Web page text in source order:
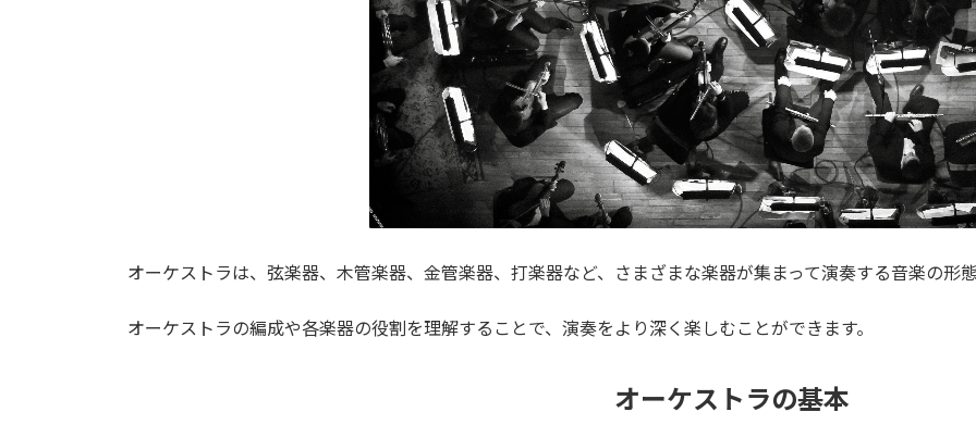
オーケストラは、弦楽器、木管楽器、金管楽器、打楽器など、さまざまな楽器が集まって演奏する音楽の形
オーケストラの編成や各楽器の役割を理解することで、演奏をより深く楽しむことができます。
オーケストラの基本